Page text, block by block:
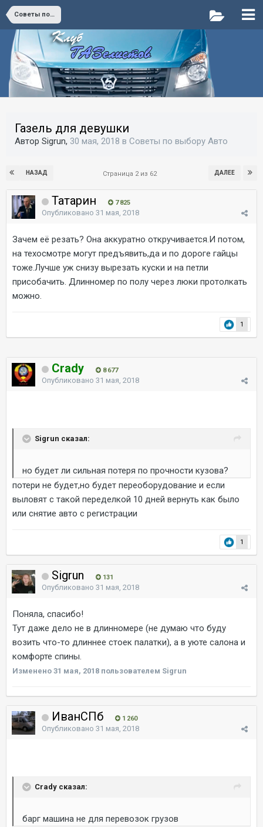
Советы по выбору Авто
Газель для девушки
Автор Sigrun, 30 мая, 2018 в Советы по выбору Авто
НАЗАД ДАЛЕЕ
Страница 2 из 62
Татарин 7 825
Опубликовано 31 мая, 2018
Зачем её резать? Она аккуратно откручивается.И потом,
на техосмотре могут предъявить,да и по дороге гайцы
тоже.Лучше уж снизу вырезать куски и на петли
присобачить. Длинномер по полу через люки протолкать
можно.
1
Crady 8 677
Опубликовано 31 мая, 2018
Sigrun сказал:
но будет ли сильная потеря по прочности кузова?
потери не будет,но будет переоборудование и если
выловят с такой переделкой 10 дней вернуть как было
или снятие авто с регистрации
1
Sigrun 131
Опубликовано 31 мая, 2018
Поняла, спасибо!
Тут даже дело не в длинномере (не думаю что буду
возить что-то длиннее стоек палатки), а в уюте салона и
комфорте спины.
Изменено 31 мая, 2018 пользователем Sigrun
ИванСПб 1 260
Опубликовано 31 мая, 2018
Crady сказал:
барг машина не для перевозок грузов